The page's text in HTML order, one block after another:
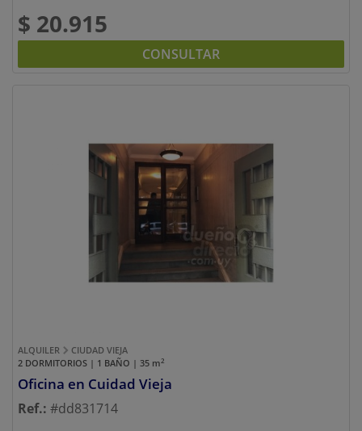
$ 20.915
CONSULTAR
ALQUILER
CIUDAD VIEJA
2 DORMITORIOS | 1 BAÑO | 35 m2
Oficina en Cuidad Vieja
Ref.: #dd831714